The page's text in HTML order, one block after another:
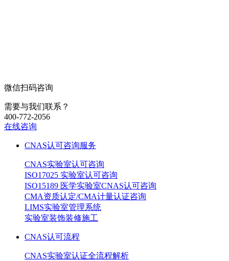
微信扫码咨询
需要与我们联系？
400-772-2056
在线咨询
CNAS认可咨询服务
CNAS实验室认可咨询
ISO17025 实验室认可咨询
ISO15189 医学实验室CNAS认可咨询
CMA资质认定/CMA计量认证咨询
LIMS实验室管理系统
实验室装饰装修施工
CNAS认可流程
CNAS实验室认证全流程解析